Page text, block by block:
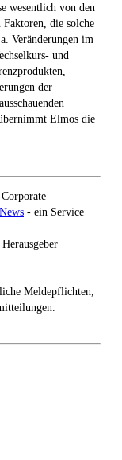
wesentlich von den
Faktoren, die solche
Veränderungen im
und
der
Elmos die
- ein Service
Meldepflichten,